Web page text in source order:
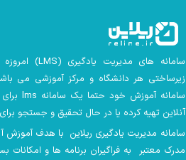
سامانه های مدیریت یادگیری (LMS)
زیرساختی هر دانشگاه و مرکز آموزشی می
سامانه آموزش خود حتما یک سامانه lms
آنلاین تهیه کرده یا در حال تحقیق و جستجو
سامانه مدیریت یادگیری ریلاین با هدف آموزش
مدرک معتبر به فراگیران برنامه ها و امکانات